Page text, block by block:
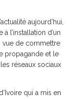
aujourd’hui,
l’installation d’un
vue de commettre
propagande et le
réseaux sociaux
qui a mis en